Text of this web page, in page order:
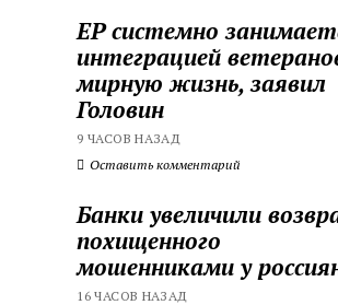
ЕР системно
интеграцией
мирную жизнь, заявил
Головин
9 ЧАСОВ НАЗАД
Оставить комментарий
Банки увеличили
похищенного
мошенниками у
16 ЧАСОВ НАЗАД